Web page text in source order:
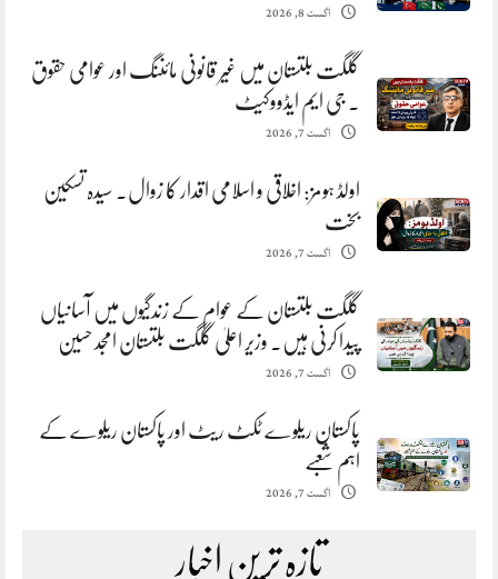
اگست 8, 2026
گلگت بلتستان میں غیر قانونی مائننگ اور عوامی حقوق
. جی ایم ایڈووکیٹ
اگست 7, 2026
اولڈ ہومز: اخلاقی و اسلامی اقدار کا زوال. سیدہ تسکین
بخت
اگست 7, 2026
گلگت بلتستان کے عوام کے زندگیوں میں آسانیاں
پیدا کرنی ہیں. وزیر اعلیٰ گلگت بلتستان امجد حسین
اگست 7, 2026
پاکستان ریلوے ٹکٹ ریٹ اور پاکستان ریلوے کے
اہم شعبے
اگست 7, 2026
تازہ ترین اخبار